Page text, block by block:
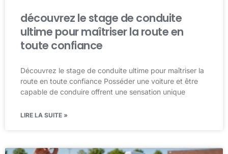
découvrez le stage de conduite
ultime pour maîtriser la route en
toute confiance
Découvrez le stage de conduite ultime pour maîtriser la
route en toute confiance Posséder une voiture et être
capable de conduire offrent une sensation unique
LIRE LA SUITE »